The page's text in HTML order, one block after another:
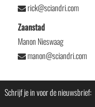
rick@sciandri.com
Zaanstad
Manon Nieswaag
manon@sciandri.com
Schrijf je in voor de nieuwsbrief: